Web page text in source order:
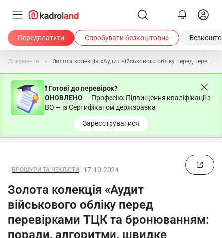
Передплатити Спробувати безкоштовно
Документи Золота колекція «Аудит військового обліку перед перевірками ТЦК та бронюванням: поради, алгоритми, швидке усунення недоліків»
❗ Готові до перевірок?
ОНОВЛЕНО — Професію: Підвищення кваліфікації з
ВО — із Сертифікатом держзразка
Зареєструватися
БРОШУРИ ТА ЧЕКЛІСТИ 17.10.2024
Золота колекція «Аудит
військового обліку перед
перевірками ТЦК та бронюванням:
поради, алгоритми, швидке